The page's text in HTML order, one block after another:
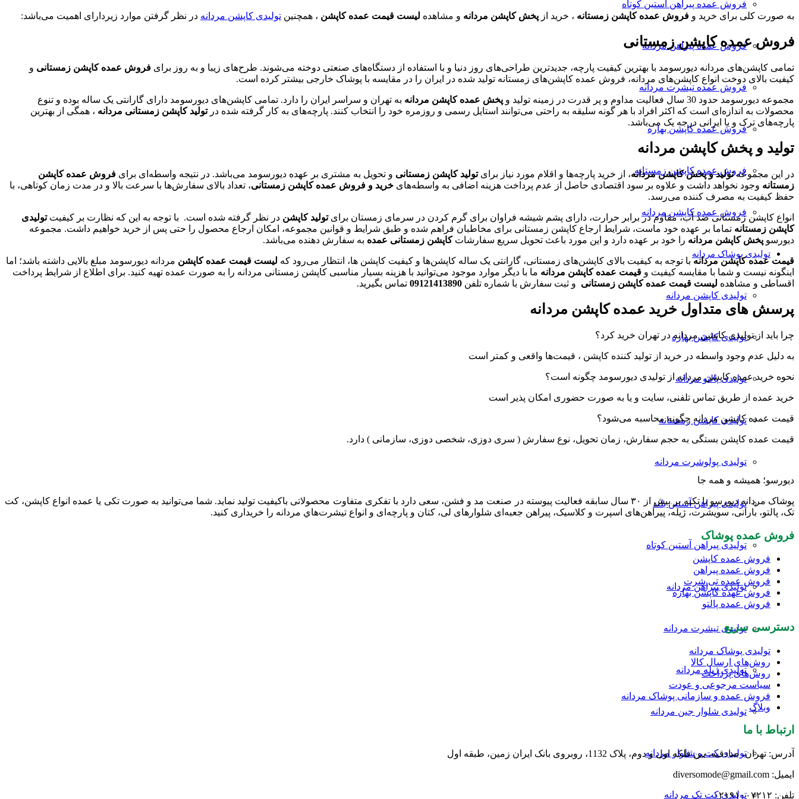
فروش عمده پیراهن آستین کوتاه
فروش عمده پیراهن مردانه
فروش عمده تیشرت مردانه
فروش عمده کاپشن بهاره
فروش عمده کاپشن زمستانه
فروش عمده کاپشن مردانه
تولیدی پوشاک مردانه
تولیدی کاپشن مردانه
تولیدی کاپشن بهاره
تولیدی پالتو مردانه
تولیدی کاپشن زمستانه
تولیدی پولوشرت مردانه
تولیدی پیراهن آستین بلند
تولیدی پیراهن آستین کوتاه
تولیدی پیراهن مردانه
تولیدی تیشرت مردانه
تولیدی ژیله مردانه
تولیدی شلوار جین مردانه
تولیدی کت و شلوار مردانه
تولیدی کت تک مردانه
انتخاب
شوند
گزینه
ها
است
صفحه
محصول
انتخاب
شوند
به صورت کلی برای خرید و فروش عمده کاپشن زمستانه ، خرید از پخش کاپشن مردانه و مشاهده لیست قیمت عمده کاپشن ، همچنین تولیدی کاپشن مردانه در نظر گرفتن موارد زیردارای اهمیت می‌باشد:
فروش عمده کاپشن زمستانی
تمامی کاپشن‌های مردانه دیورسومد با بهترین کیفیت پارچه، جدیدترین طراحی‌های روز دنیا و با استفاده از دستگاه‌های صنعتی دوخته می‌شوند. طرح‌های زیبا و به روز برای فروش عمده کاپشن زمستانی و
کیفیت بالای دوخت انواع کاپشن‌های مردانه، فروش عمده کاپشن‌های زمستانه تولید شده در ایران را در مقایسه با پوشاک خارجی بیشتر کرده است.
مجموعه دیورسومد حدود 30 سال فعالیت مداوم و پر قدرت در زمینه تولید و پخش عمده کاپشن مردانه به تهران و سراسر ایران را دارد. تمامی کاپشن‌های دیورسومد دارای گارانتی یک ساله بوده و تنوع
محصولات به اندازه‌ای است که اکثر افراد با هر گونه سلیقه به راحتی می‌توانند استایل رسمی و روزمره خود را انتخاب کنند. پارچه‌های به کار گرفته شده درتولید کاپشن زمستانی مردانه ، همگی از بهترین
پارچه‌های ترک و یا ایرانی درجه یک می‌باشد.
تولید و پخش کاپشن مردانه
در این مجموعهتولید و پخش کاپشن مردانه، از خرید پارچه‌ها و اقلام مورد نیاز برایتولید کاپشن زمستانی و تحویل به مشتری بر عهده دیورسومد می‌باشد. در نتیجه واسطه‌ای برای فروش عمده کاپشن
زمستانه وجود نخواهد داشت و علاوه بر سود اقتصادی حاصل از عدم پرداخت هزینه اضافی به واسطه‌های خرید و فروش عمده کاپشن زمستانی، تعداد بالای سفارش‌ها با سرعت بالا و در مدت زمان کوتاهی، با
حفظ کیفیت به مصرف کننده می‌رسد.
انواع کاپشن زمستانی ضد آب، مقاوم در برابر حرارت، دارای پشم شیشه فراوان برای گرم کردن در سرمای زمستان برایتولید کاپشن در نظر گرفته شده است. با توجه به این که نظارت بر کیفیتتولیدی
کاپشن زمستانه تماما بر عهده خود ماست، شرایط ارجاع کاپشن زمستانی برای مخاطبان فراهم شده و طبق شرایط و قوانین مجموعه، امکان ارجاع محصول را حتی پس از خرید خواهیم داشت. مجموعه
دیورسو پخش کاپشن مردانه را خود بر عهده دارد و این مورد باعث تحویل سریع سفارشاتکاپشن زمستانی عمده به سفارش دهنده می‌باشد.
قیمت عمده کاپشن مردانهبا توجه به کیفیت بالای کاپشن‌های زمستانی، گارانتی یک ساله کاپشن‌ها و کیفیت کاپشن ها، انتظار می‌رود که لیست قیمت عمده کاپشن مردانه دیورسومد مبلغ بالایی داشته باشد؛ اما
اینگونه نیست و شما با مقایسه کیفیت و قیمت عمده کاپشن مردانه ما با دیگر موارد موجود می‌توانید با هزینه بسیار مناسبی کاپشن زمستانی مردانه را به صورت عمده تهیه کنید. برای اطلاع از شرایط پرداخت
اقساطی و مشاهده لیست قیمت عمده کاپشن زمستانی و ثبت سفارش با شماره تلفن 09121413890 تماس بگیرید.
پرسش های متداول خرید عمده کاپشن مردانه
چرا باید از تولیدی کاپشن مردانه در تهران خرید کرد؟
به دلیل عدم وجود واسطه در خرید از تولید کننده کاپشن ، قیمت‌ها واقعی و کمتر است
نحوه خرید عمده کاپشن مردانه از تولیدی دیورسومد چگونه است؟
خرید عمده از طریق تماس تلفنی، سایت و یا به صورت حضوری امکان پذیر است
قیمت عمده کاپشن مردانه چگونه محاسبه می‌شود؟
قیمت عمده کاپشن بستگی به حجم سفارش، زمان تحویل، نوع سفارش ( سری دوزی، شخصی دوزی، سازمانی ) دارد.
دیورسو؛ همیشه و همه جا
پوشاک مردانه دیورسو با تکیه بر بیش از ۳۰ سال سابقه فعالیت پیوسته در صنعت مد و فشن، سعی دارد با تفکری متفاوت محصولاتی باکیفیت تولید نماید. شما می‌توانید به صورت تکی یا عمده انواع کاپشن، کت
تک، پالتو، بارانی، سویشرت، ژیله، پیراهن‌های اسپرت و کلاسیک، پیراهن جعبه‌ای شلوارهای لی، کتان و پارچه‌ای و انواع تیشرت‌هاي مردانه را خریداری کنید.
فروش عمده پوشاک
فروش عمده کاپشن
فروش عمده پیراهن
فروش عمده تی شرت
فروش عهده کاپشن بهاره
فروش عمده پالتو
دسترسی سریع
تولیدی پوشاک مردانه
روش‌های ارسال کالا
روش‌های پرداخت
سیاست مرجوعی و عودت
فروش عمده و سازمانی پوشاک مردانه
وبلاگ
ارتباط با ما
آدرس: تهران، صادقیه، بین فلکه اول و دوم، پلاک 1132، روبروی بانک ایران زمین، طبقه اول
ایمیل: diversomode@gmail.com
تلفن: ۰۲۱۹۱۰۰۷۲۱۲